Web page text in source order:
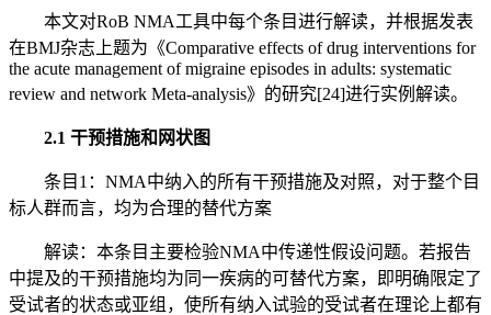
本文对RoB NMA工具中每个条目进行解读，并根据发表
在BMJ杂志上题为《Comparative effects of drug interventions for
the acute management of migraine episodes in adults: systematic
review and network Meta-analysis》的研究[24]进行实例解读。
2.1 干预措施和网状图
条目1：NMA中纳入的所有干预措施及对照，对于整个目
标人群而言，均为合理的替代方案
解读：本条目主要检验NMA中传递性假设问题。若报告
中提及的干预措施均为同一疾病的可替代方案，即明确限定了
受试者的状态或亚组，使所有纳入试验的受试者在理论上都有